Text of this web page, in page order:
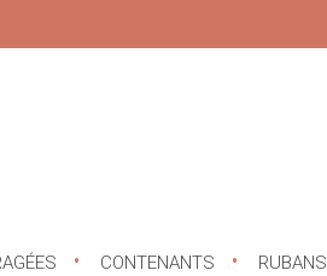
CONTENANTS RUBANS